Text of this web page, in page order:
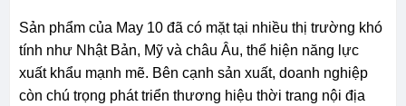
Sản phẩm của May 10 đã có mặt tại nhiều thị trường khó
tính như Nhật Bản, Mỹ và châu Âu, thể hiện năng lực
xuất khẩu mạnh mẽ. Bên cạnh sản xuất, doanh nghiệp
còn chú trọng phát triển thương hiệu thời trang nội địa